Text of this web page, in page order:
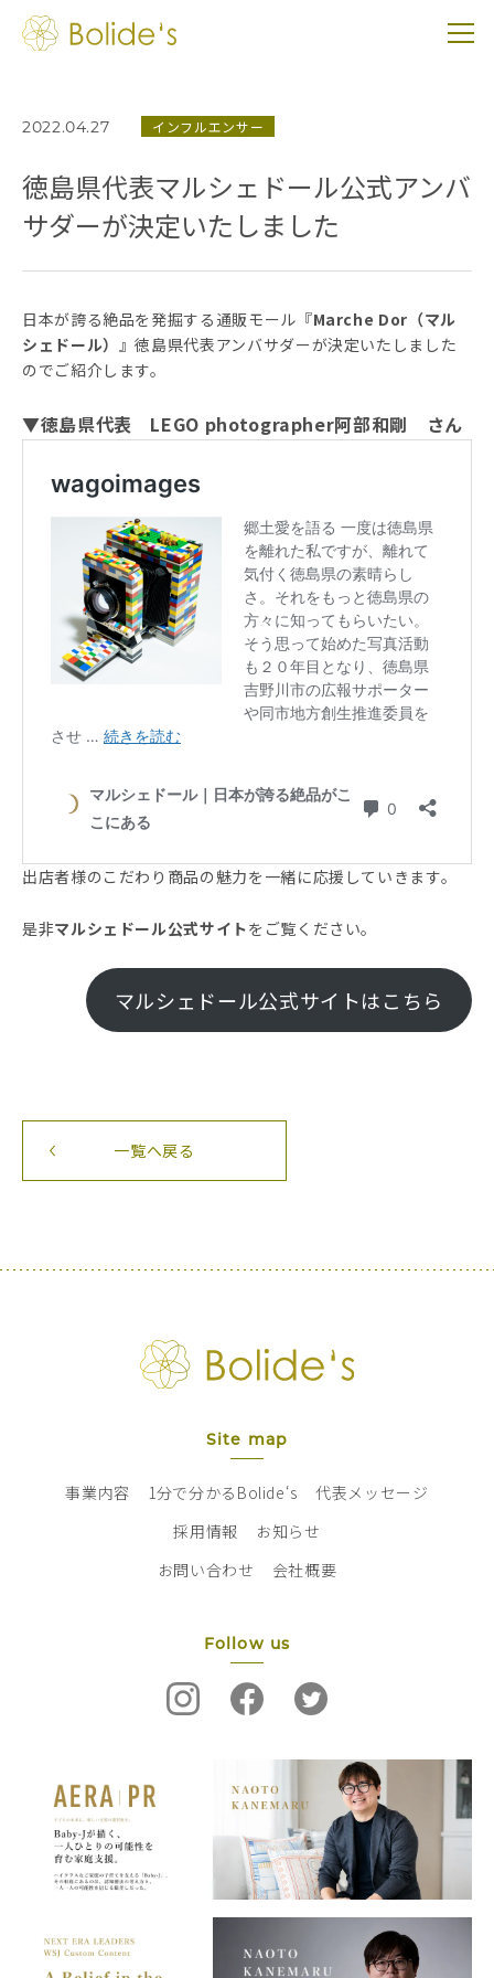
2022.04.27 インフルエンサー
徳島県代表マルシェドール公式アンバ
サダーが決定いたしました
日本が誇る絶品を発掘する通販モール『Marche Dor（マル
シェドール） 』徳島県代表アンバサダーが決定いたしました
のでご紹介します。
▼徳島県代表 LEGO photographer阿部和剛 さん
出店者様のこだわり商品の魅力を一緒に応援していきます。
是非マルシェドール公式サイトをご覧ください。
マルシェドール公式サイトはこちら
一覧へ戻る
Site map
事業内容 1分で分かるBolide‘s
代表メッセージ
採用情報
お知らせ
お問い合わせ
会社概要
Follow us